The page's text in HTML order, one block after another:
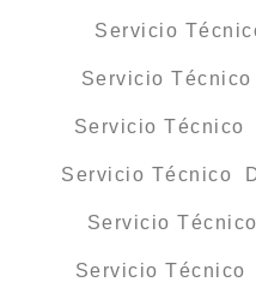
Servicio
Servicio
Servicio
Servicio Técnico
Servicio
Servicio